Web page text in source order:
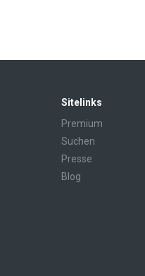
Sitelinks
Premium
Suchen
Presse
Blog